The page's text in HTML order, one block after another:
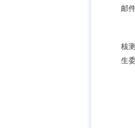
邮
核
生